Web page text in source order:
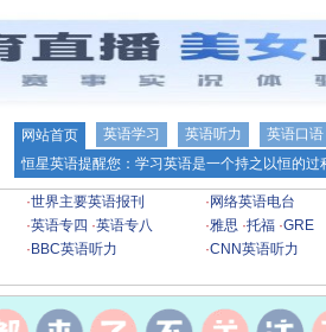
网站首页 英语学习 英语听力
英语口语
恒星英语提醒您：学习英语是一个持之以恒的
·世界主要英语报刊 · 网络英语电台
·英语专四 ·英语专八 ·雅思 ·托福 ·GRE
· BBC英语听力 ·CNN英语听力